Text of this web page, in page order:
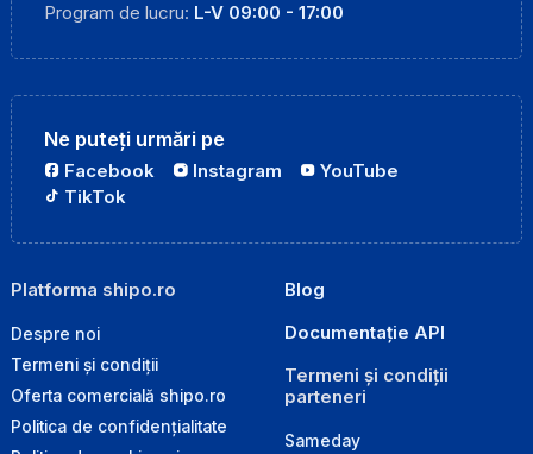
Program de lucru: L-V 09:00 - 17:00
Ne puteți urmări pe
Facebook Instagram
YouTube
TikTok
Platforma shipo.ro
Despre noi
Termeni și condiții
Oferta comercială shipo.ro
Politica de confidențialitate
Blog
Documentație API
Termeni și condiții
parteneri
Sameday